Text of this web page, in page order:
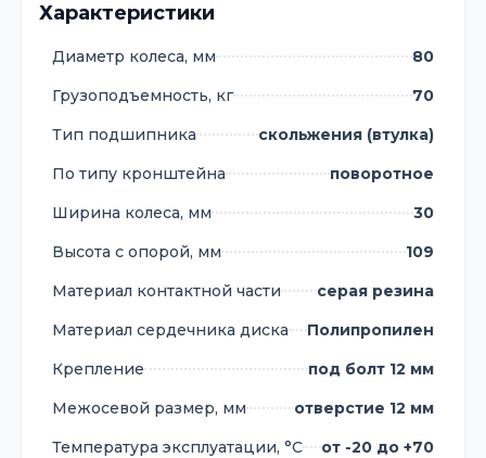
Характеристики
Диаметр колеса, мм
80
Грузоподъемность, кг
70
Тип подшипника
скольжения (втулка)
По типу кронштейна
поворотное
Ширина колеса, мм
30
Высота с опорой, мм
109
Материал контактной части
серая резина
Материал сердечника диска
Полипропилен
Крепление
под болт 12 мм
Межосевой размер, мм
отверстие 12 мм
Температура эксплуатации, °С
от -20 до +70